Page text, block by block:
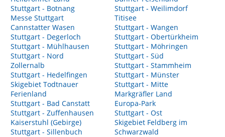
Stuttgart - Botnang
Messe Stuttgart
Cannstatter Wasen
Stuttgart - Degerloch
Stuttgart - Mühlhausen
Stuttgart - Nord
Zollernalb
Stuttgart - Hedelfingen
Skigebiet Todtnauer
Ferienland
Stuttgart - Bad Canstatt
Stuttgart - Zuffenhausen
Kaiserstuhl (Gebirge)
Stuttgart - Sillenbuch
Stuttgart - Weilimdorf
Titisee
Stuttgart - Wangen
Stuttgart - Obertürkheim
Stuttgart - Möhringen
Stuttgart - Süd
Stuttgart - Stammheim
Stuttgart - Münster
Stuttgart - Mitte
Markgräfler Land
Europa-Park
Stuttgart - Ost
Skigebiet Feldberg im
Schwarzwald